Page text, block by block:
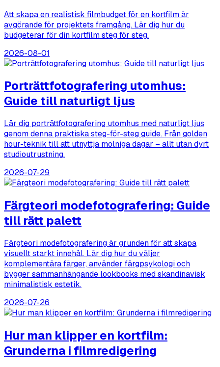
Att skapa en realistisk filmbudget för en kortfilm är
avgörande för projektets framgång. Lär dig hur du
budgeterar för din kortfilm steg för steg.
2026-08-01
Porträttfotografering utomhus:
Guide till naturligt ljus
Lär dig porträttfotografering utomhus med naturligt ljus
genom denna praktiska steg-för-steg guide. Från golden
hour-teknik till att utnyttja molniga dagar – allt utan dyrt
studioutrustning.
2026-07-29
Färgteori modefotografering: Guide
till rätt palett
Färgteori modefotografering är grunden för att skapa
visuellt starkt innehål. Lär dig hur du väljer
komplementära färger, använder färgpsykologi och
bygger sammanhängande lookbooks med skandinavisk
minimalistisk estetik.
2026-07-26
Hur man klipper en kortfilm:
Grunderna i filmredigering